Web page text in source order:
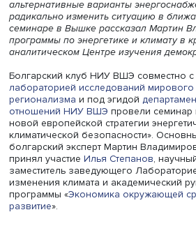
На долю российского газа
потребления ЕС. На фоне санкций
углеводородов из РФ в
альтернативные варианты
радикально изменить ситуацию в
семинаре в Вышке рассказал
программы по энергетике и
аналитическом Центре изучения
Болгарский клуб НИУ ВШЭ
лабораторией исследований
регионализмаи под эгидой
отношений НИУ ВШЭпровели
новой европейской стратегии